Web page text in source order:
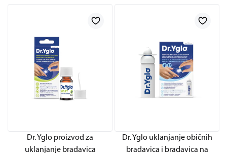
Dr. Yglo proizvod za
uklanjanje bradavica
Dr. Yglo uklanjanje običnih
bradavica i bradavica na